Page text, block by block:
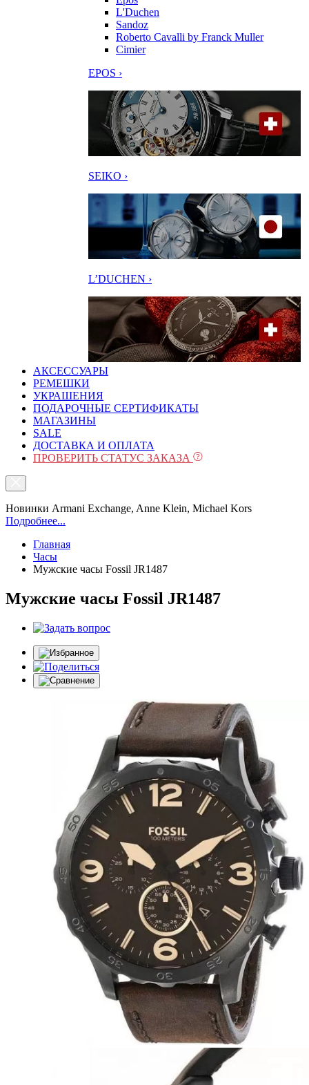
L'Duchen
Sandoz
Roberto Cavalli by Franck Muller
Cimier
EPOS ›
SEIKO ›
L’DUCHEN ›
АКСЕССУАРЫ
РЕМЕШКИ
УКРАШЕНИЯ
ПОДАРОЧНЫЕ СЕРТИФИКАТЫ
МАГАЗИНЫ
SALE
ДОСТАВКА И ОПЛАТА
ПРОВЕРИТЬ СТАТУС ЗАКАЗА
Новинки Armani Exchange, Anne Klein, Michael Kors
Подробнее...
Главная
Часы
Мужские часы Fossil JR1487
Мужские часы Fossil JR1487